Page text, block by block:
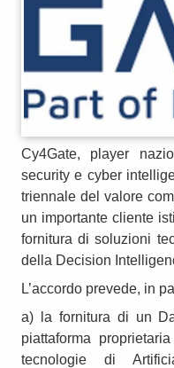
Cy4Gate, player
security e cyber
triennale del valore
un importante cliente
fornitura di soluzioni
della Decision
L’accordo prevede, in
a) la fornitura di un
piattaforma
tecnologie di